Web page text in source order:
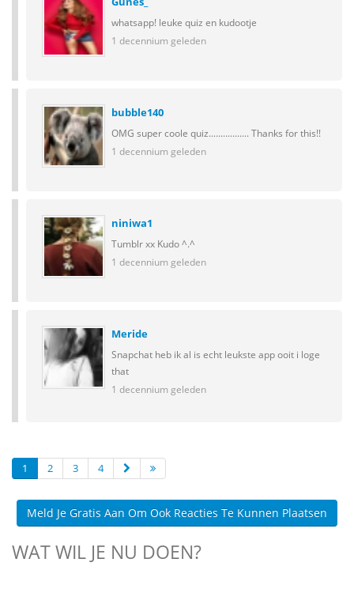
whatsapp! leuke quiz en kudootje
1 decennium geleden
bubble140
OMG super coole quiz................. Thanks for this!!
1 decennium geleden
niniwa1
Tumblr xx Kudo ^.^
1 decennium geleden
Meride
Snapchat heb ik al is echt leukste app ooit i loge
that
1 decennium geleden
1 2 3 4
Meld Je Gratis Aan Om Ook Reacties Te Kunnen Plaatsen
WAT WIL JE NU DOEN?